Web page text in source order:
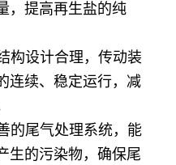
，提高再生盐的纯
构设计合理，传动装
连续、稳定运行，减
的尾气处理系统，能
生的污染物，确保尾